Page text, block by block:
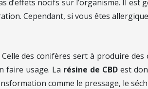
d’effets nocifs sur l’organisme. Il
Cependant, si vous êtes
des conifères sert à produire
faire usage. La résine de CBD est
comme le pressage, le